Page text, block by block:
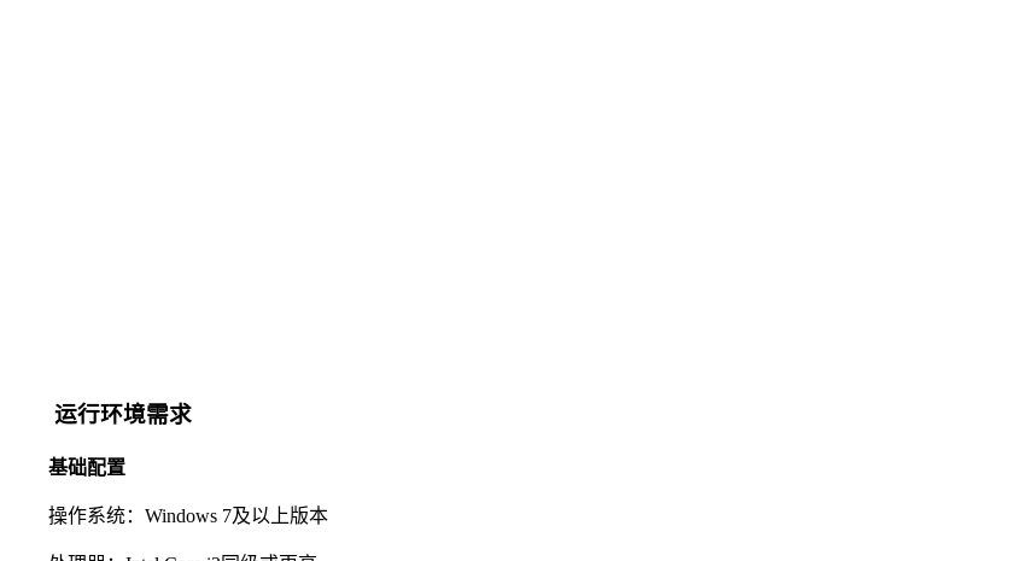
运行环境需求
基础配置
操作系统：Windows 7及以上版本